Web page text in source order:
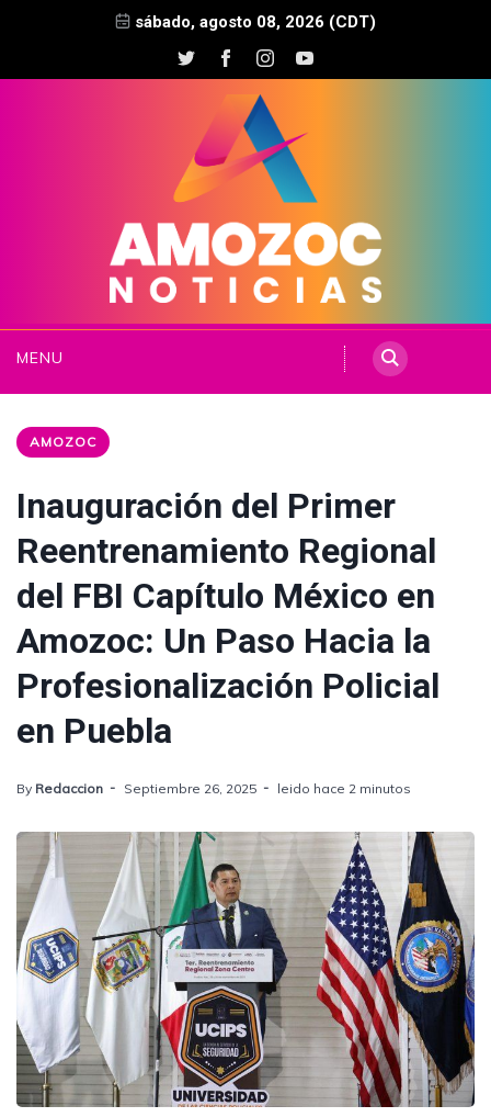
sábado, agosto 08, 2026 (CDT)
MENU
AMOZOC
Inauguración del Primer
Reentrenamiento Regional
del FBI Capítulo México en
Amozoc: Un Paso Hacia la
Profesionalización Policial
en Puebla
By Redaccion Septiembre 26, 2025 leido hace 2 minutos